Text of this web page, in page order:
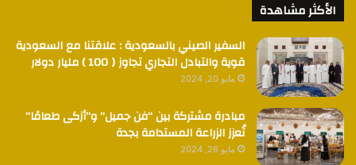
الأكثر مشاهدة
السفير الصيني بالسعودية : علاقتنا مع السعودية
قوية والتبادل التجاري تجاوز ( 100 ) مليار دولار
مايو 20, 2024
مبادرة مشتركة بين “فن جميل” و”أزكى طعامًا”
تُعزز الزراعة المستدامة بجدة
مايو 26, 2024